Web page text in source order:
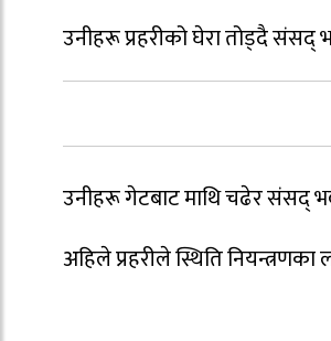
उनीहरू प्रहरीको घेरा तोड्दै संसद्
उनीहरू गेटबाट माथि चढेर संसद्
अहिले प्रहरीले स्थिति नियन्त्रणका